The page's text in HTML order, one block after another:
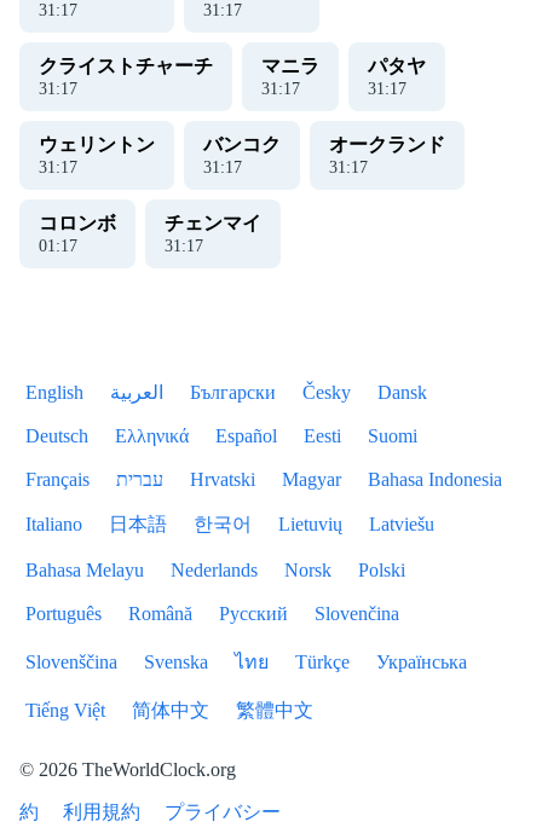
31:18 31:18
クライストチャーチ
31:18
マニラ
31:18
パタヤ
31:18
ウェリントン
31:18
バンコク
31:18
オークランド
31:18
コロンボ
01:18
チェンマイ
31:18
English العربية Български Česky Dansk
Deutsch Ελληνικά Español Eesti Suomi
Français עברית Hrvatski Magyar Bahasa Indonesia
Italiano 日本語 한국어 Lietuvių Latviešu
Bahasa Melayu Nederlands Norsk Polski
Português Română Русский Slovenčina
Slovenščina Svenska ไทย Türkçe Українська
Tiếng Việt 简体中文 繁體中文
© 2026 TheWorldClock.org
約 利用規約 プライバシー